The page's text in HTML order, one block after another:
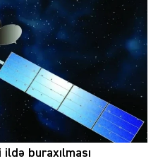
buraxılması